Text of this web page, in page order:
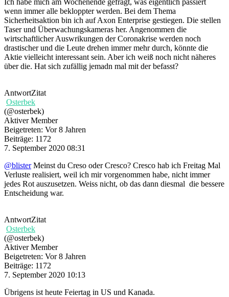
wenn immer alle bekloppter werden. Bei dem Thema
Sicherheitsaktion bin ich auf Axon Enterprise gestiegen. Die stellen
Taser und Überwachungskameras her. Angenommen die
wirtschaftlicher Auswrikungen der Coronakrise werden noch
drastischer und die Leute drehen immer mehr durch, könnte die
Aktie vielleicht interessant sein. Aber ich weiß noch nicht näheres
über die. Hat sich zufällig jemadn mal mit der befasst?
AntwortZitat
Osterbek
(@osterbek)
Aktiver Member
Beigetreten: Vor 8 Jahren
Beiträge: 1172
7. September 2020 08:31
@blisterMeinst du Creso oder Cresco? Cresco hab ich Freitag Mal
Verluste realisiert, weil ich mir vorgenommen habe, nicht immer
jedes Rot auszusetzen. Weiss nicht, ob das dann diesmal die bessere
Entscheidung war.
AntwortZitat
Osterbek
(@osterbek)
Aktiver Member
Beigetreten: Vor 8 Jahren
Beiträge: 1172
7. September 2020 10:13
Übrigens ist heute Feiertag in US und Kanada.